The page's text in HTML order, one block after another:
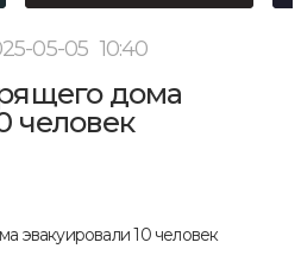
05-05 10:40
дома
человек